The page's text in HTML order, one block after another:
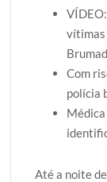
vítimas
Com
polícia
Até a noite